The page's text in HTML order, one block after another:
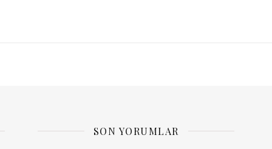
SON YORUMLAR